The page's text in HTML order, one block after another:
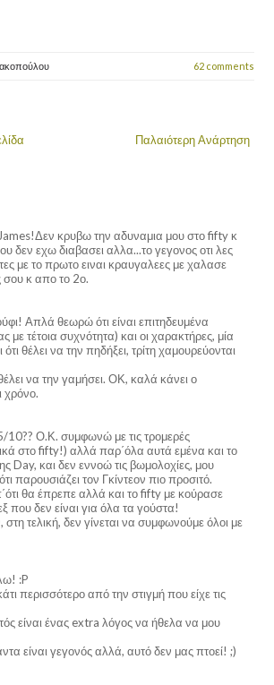
62 comments
Παλαιότερη Ανάρτηση
κρυβω την αδυναμια μου στο fifty κ
δεν εχω διαβασει αλλα...το γεγονος οτι λες
με το πρωτο ειναι κραυγαλεες με χαλασε
σου κ απο το 2ο.
Απλά θεωρώ ότι είναι επιτηδευμένα
με τέτοια συχνότητα) και οι χαρακτήρες, μία
θέλει να την πηδήξει, τρίτη χαμουρεύονται
να την γαμήσει. ΟΚ, καλά κάνει ο
χρόνο.
10?? Ο.Κ. συμφωνώ με τις τρομερές
στο fifty!) αλλά παρ΄όλα αυτά εμένα και το
Day, και δεν εννοώ τις βωμολοχίες, μου
παρουσιάζει τον Γκίντεον πιο προσιτό.
θα έπρεπε αλλά και το fifty με κούρασε
που δεν είναι για όλα τα γούστα!
τελική, δεν γίνεται να συμφωνούμε όλοι με
:P
περισσότερο από την στιγμή που είχε τις
είναι ένας extra λόγος να ήθελα να μου
είναι γεγονός αλλά, αυτό δεν μας πτοεί! ;)